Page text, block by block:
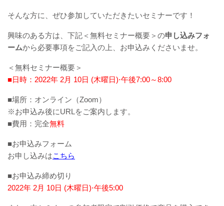
そんな方に、ぜひ参加していただきたいセミナーです！
興味のある方は、下記＜無料セミナー概要＞の申し込みフォ
ームから必要事項をご記入の上、お申込みくださいませ。
＜無料セミナー概要＞
■日時：2022年 2月 10日 (木曜日)⋅午後7:00～8:00
■場所：オンライン（Zoom）
※お申込み後にURLをご案内します。
■費用：完全無料
■お申込みフォーム
お申し込みはこちら
■お申込み締め切り
2022年 2月 10日 (木曜日)⋅午後5:00